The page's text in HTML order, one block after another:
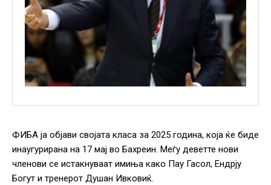
ФИБА ја објави својата класа за 2025 година, која ќе биде
инаугурирана на 17 мај во Бахреин. Меѓу деветте нови
членови се истакнуваат имиња како Пау Гасол, Ендрју
Богут и тренерот Душан Ивковиќ.